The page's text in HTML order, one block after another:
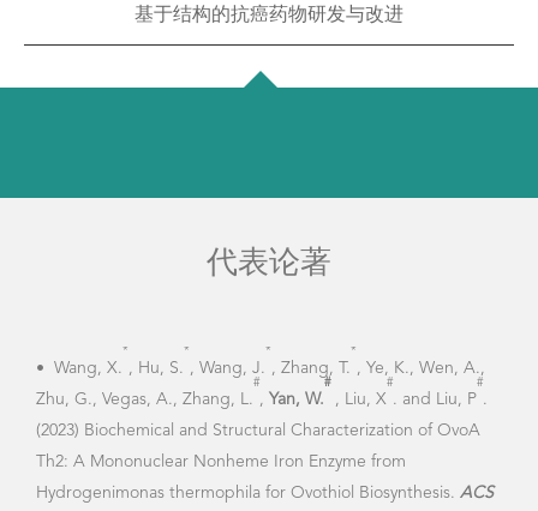
基于结构的抗癌药物研发与改进
代表论著
• Wang, X.
*
, Hu, S.
*
, Wang, J.
*
, Zhang, T.
*
, Ye, K., Wen, A.,
Zhu, G., Vegas, A., Zhang, L.
#
Yan, W.
#
, Liu, X
#
. and Liu, P
#
(2023) Biochemical and Structural Characterization of OvoA
Th2: A Mononuclear Nonheme Iron Enzyme from
Hydrogenimonas thermophila for Ovothiol Biosynthesis. ACS